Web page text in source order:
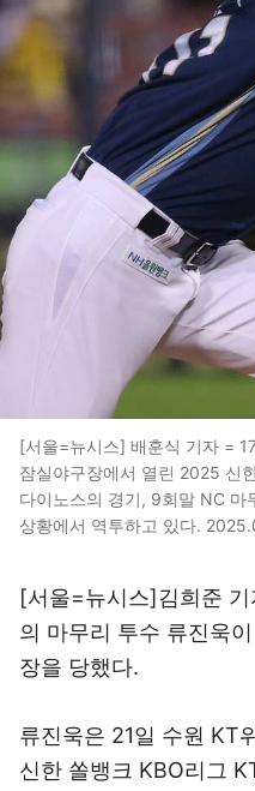
[서울=뉴시스] 배훈식 기자 =
잠실야구장에서 열린 2025 신
다이노스의 경기, 9회말 NC 마
상황에서 역투하고 있다.
[서울=뉴시스]김희준
의 마무리 투수 류진욱
장을 당했다.
류진욱은 21일 수원 KT
신한 쏠뱅크 KBO리그